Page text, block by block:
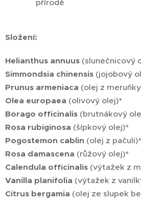
přírodě
Složení:
Helianthus annuus (slunečnicový
Simmondsia chinensis (jojobový
Prunus armeniaca (olej z
Olea europaea (olivový olej)*
Borago officinalis (brutnákový
Rosa rubiginosa (šípkový olej)*
Pogostemon cablin (olej z pačuli)*
Rosa damascena (růžový olej)*
Calendula officinalis (výtažek z
Vanilla planifolia (výtažek z
Citrus bergamia (olej ze slupek